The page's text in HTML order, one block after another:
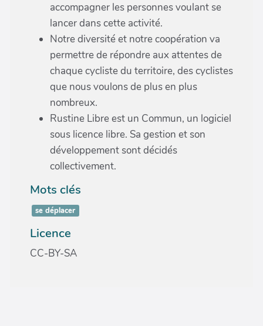
accompagner les personnes voulant se
lancer dans cette activité.
Notre diversité et notre coopération va
permettre de répondre aux attentes de
chaque cycliste du territoire, des cyclistes
que nous voulons de plus en plus
nombreux.
Rustine Libre est un Commun, un logiciel
sous licence libre. Sa gestion et son
développement sont décidés
collectivement.
Mots clés
se déplacer
Licence
CC-BY-SA